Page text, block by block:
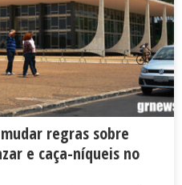
regras sobre
e caça-níqueis no